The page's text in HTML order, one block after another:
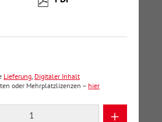
Lieferung, Digitaler Inhalt
oder Mehrplatzlizenzen – hier
Gib den gewünschten